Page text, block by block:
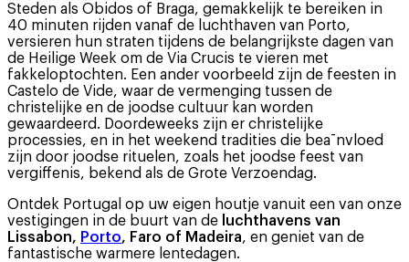
Steden als Obidos of Braga, gemakkelijk te bereiken in
40 minuten rijden vanaf de luchthaven van Porto,
versieren hun straten tijdens de belangrijkste dagen van
de Heilige Week om de Via Crucis te vieren met
fakkeloptochten. Een ander voorbeeld zijn de feesten in
Castelo de Vide, waar de vermenging tussen de
christelijke en de joodse cultuur kan worden
gewaardeerd. Doordeweeks zijn er christelijke
processies, en in het weekend tradities die bea¯nvloed
zijn door joodse rituelen, zoals het joodse feest van
vergiffenis, bekend als de Grote Verzoendag.
Ontdek Portugal op uw eigen houtje vanuit een van onze
vestigingen in de buurt van de luchthavens van
Lissabon, Porto, Faro of Madeira, en geniet van de
fantastische warmere lentedagen.